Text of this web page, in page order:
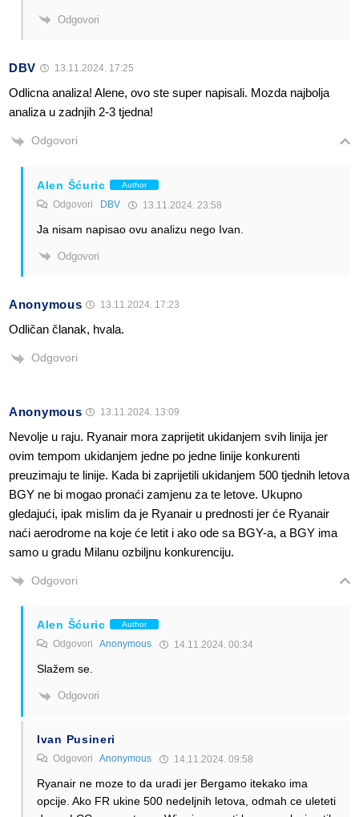
Odgovori
DBV 13.11.2024. 17:25
Odlicna analiza! Alene, ovo ste super napisali. Mozda najbolja
analiza u zadnjih 2-3 tjedna!
Odgovori
Alen Šćuric Author
Odgovori DBV 13.11.2024. 23:58
Ja nisam napisao ovu analizu nego Ivan.
Odgovori
Anonymous 13.11.2024. 17:23
Odličan članak, hvala.
Odgovori
Anonymous 13.11.2024. 13:09
Nevolje u raju. Ryanair mora zaprijetit ukidanjem svih linija jer
ovim tempom ukidanjem jedne po jedne linije konkurenti
preuzimaju te linije. Kada bi zaprijetili ukidanjem 500 tjednih letova
BGY ne bi mogao pronaći zamjenu za te letove. Ukupno
gledajući, ipak mislim da je Ryanair u prednosti jer će Ryanair
naći aerodrome na koje će letit i ako ode sa BGY-a, a BGY ima
samo u gradu Milanu ozbiljnu konkurenciju.
Odgovori
Alen Šćuric Author
Odgovori Anonymous 14.11.2024. 00:34
Slažem se.
Odgovori
Ivan Pusineri
Odgovori Anonymous 14.11.2024. 09:58
Ryanair ne moze to da uradi jer Bergamo itekako ima
opcije. Ako FR ukine 500 nedeljnih letova, odmah ce uleteti